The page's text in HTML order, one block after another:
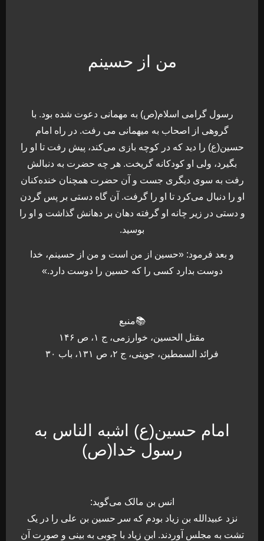
من از حسینم
رسول گرامی اسلام(ص) به مهمانی دعوت شده بود. با
گروهی از اصحاب به میهمانی می رفت. در راه امام
حسین(ع) را دید که در کوچه بازی می‌کند، پیش رفت تا او را
بگیرد، ولی او کودکانه گریخت. هر چه حضرت به دنبالش
رفت به سوی دیگری جست و آن حضرت همچنان خنده‌کنان
او را دنبال می‌کرد تا او را گرفت. آن گاه دستی بر پس گردن
و دستی در زیر چانه او گرفته دهان بر دهانش گذاشت و او را
بوسید.
و بعد فرمود: «حسین از من است و من از حسینم، خدا
دوست بدارد کسی را که حسین را دوست دارد.»
📚منبع
مقتل الحسین، خوارزمی، ج ۱، ص ۱۴۶
فرائد السمطین، جوینی، ج ۲، ص ۱۳۱، باب ۳۰
امام حسین(ع) اشبه الناس به
رسول خدا(ص)
انس بن مالک می‌گوید:
نزد عبیدالله بن زیاد بودم که سر حسین بن علی را در یک
تشت به مجلس آوردند. ابن زیاد با چوبی به بینی و صورت آن